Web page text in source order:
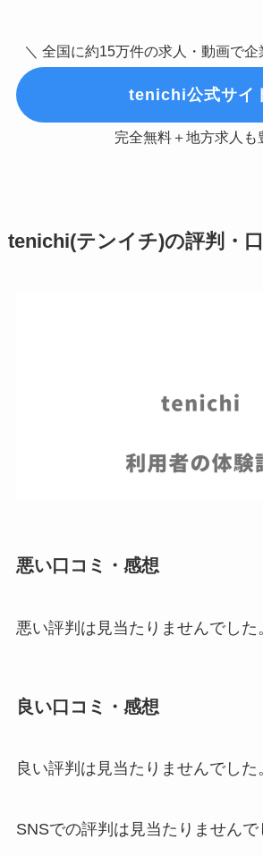
＼ 全国に約15万件の求人・動画で企
tenichi公式サイ
完全無料＋地方求人も
tenichi(テンイチ)の評判・
悪い口コミ・感想
悪い評判は見当たりませんでした
良い口コミ・感想
良い評判は見当たりませんでした
SNSでの評判は見当たりませんで